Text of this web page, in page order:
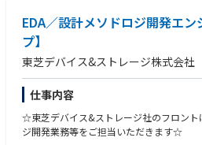
② 装置立ち上げ・プロセス検収
顧客と事前に 検収条件（性能指標）をすり
現地にて、装置・プロセスが条件を満たし
顧客の量産立ち上げフェーズを技術面か
③ プロセス改善・最適化
顧客要求に基づく プロセス改善案の提案
難易度の高い案件では、顧客サイトに入り
・データ分析や統計的手法を活用した改
・英語を使用した業務に抵抗がない方（
■求める人物像
・新しい装置・技術・プロセスを学ぶ意
・現場で起きる事象を論理的に整理し、
・部門や立場の異なる関係者と協力して
・顧客視点を持ち、技術的な課題解決に
EDA／設計メソドロジ開発エ
プ】
東芝デバイス&ストレージ株式会社
仕事内容
☆東芝デバイス&ストレージ社のフロント
ジ開発業務等をご担当いただきます☆